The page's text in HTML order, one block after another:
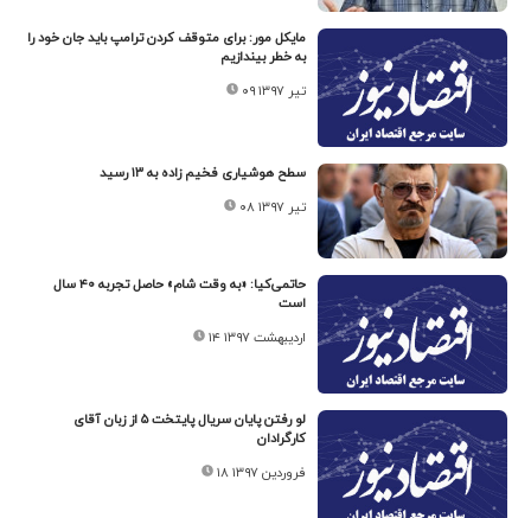
مایکل مور: برای متوقف کردن ترامپ باید جان خود را
به خطر بیندازیم
۰۹ تیر ۱۳۹۷
سطح هوشیاری فخیم زاده به ۱۳ رسید
۰۸ تیر ۱۳۹۷
حاتمی‌کیا: «به وقت شام» حاصل تجربه ۴۰ سال
است
۱۴ اردیبهشت ۱۳۹۷
لو رفتن پایان سریال پایتخت ۵ از زبان آقای
کارگرادان
۱۸ فروردین ۱۳۹۷